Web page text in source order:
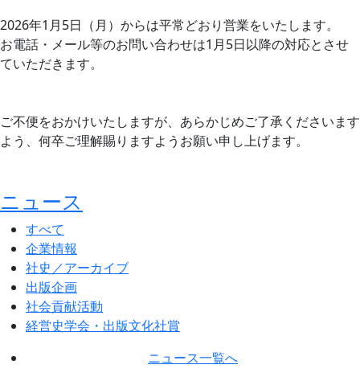
2026年1月5日（月）からは平常どおり営業をいたします。
お電話・メール等のお問い合わせは1月5日以降の対応とさせ
ていただきます。
ご不便をおかけいたしますが、あらかじめご了承くださいます
よう、何卒ご理解賜りますようお願い申し上げます。
ニュース
すべて
企業情報
社史／アーカイブ
出版企画
社会貢献活動
経営史学会・出版文化社賞
ニュース一覧へ